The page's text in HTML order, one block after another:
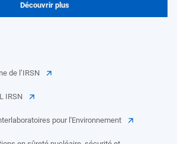
Découvrir plus
de l’IRSN
IRSN
pour l'Environnement